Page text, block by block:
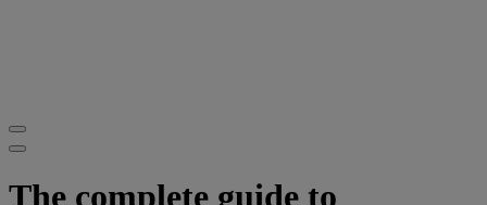
The complete guide to